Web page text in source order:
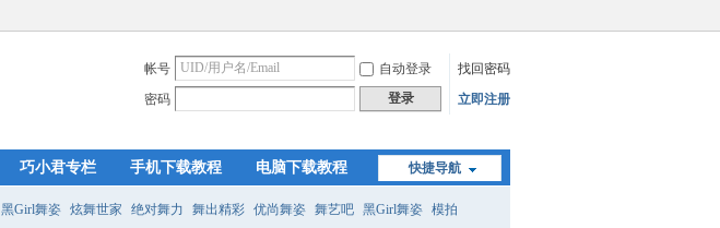
帐号 自动登录
找回密码
密码
登录 立即注册
快捷导航
巧小君专栏 手机下载教程 电脑下载教程
黑Girl舞姿 炫舞世家 绝对舞力 舞出精彩 优尚舞姿 舞艺吧 黑Girl舞姿 模拍